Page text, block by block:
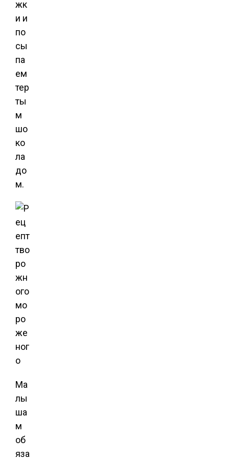
жк
и и
по
сы
па
ем
тер
ты
м
шо
ко
ла
до
м.
Ма
лы
ша
м
об
яза